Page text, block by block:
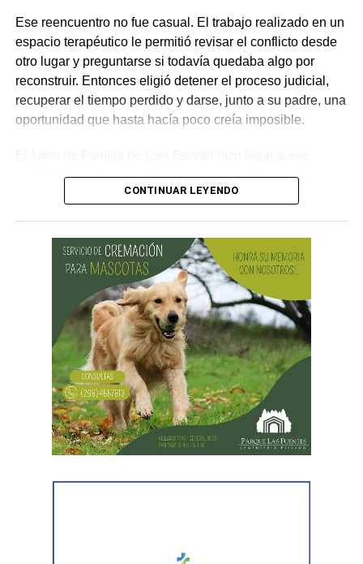
Ese reencuentro no fue casual. El trabajo realizado en un
espacio terapéutico le permitió revisar el conflicto desde
otro lugar y preguntarse si todavía quedaba algo por
reconstruir. Entonces eligió detener el proceso judicial,
recuperar el tiempo perdido y darse, junto a su padre, una
oportunidad que hasta hacía poco creía imposible.
pedido, declaró concluido el proceso por desistimiento y
ordenó el archivo de las actuaciones. La jueza consideró
El joven había promovido la acción para solicitar la
supresión de su apellido paterno. Durante la etapa inicial
del trámite se incorporó la documentación presentada, se
ordenó la publicación de edictos y se dispusieron
distintas medidas previas. En esa etapa la demanda
todavía no había sido notificada al progenitor.
Al comunicar su decisión de desistir, explicó que el
proceso terapéutico le permitió replantear el conflicto
desde otra perspectiva. Expresó que quería intentar
perdido y brindarse mutuamente una oportunidad antes
la magistrada explicó que el
CONTINUAR LEYENDO